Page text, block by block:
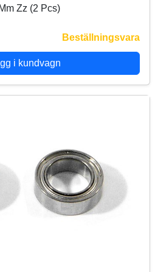
Zz (2 Pcs)
Beställningsvara
i kundvagn